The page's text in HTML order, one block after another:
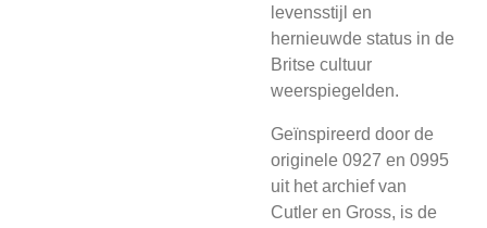
levensstijl en
hernieuwde status in de
Britse cultuur
weerspiegelden.
Geïnspireerd door de
originele 0927 en 0995
uit het archief van
Cutler en Gross, is de